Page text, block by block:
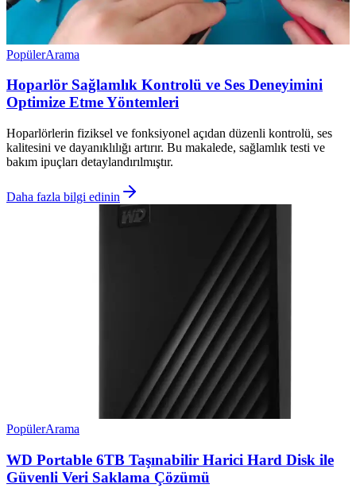
PopülerArama
Hoparlör Sağlamlık Kontrolü ve Ses Deneyimini
Optimize Etme Yöntemleri
Hoparlörlerin fiziksel ve fonksiyonel açıdan düzenli kontrolü, ses
kalitesini ve dayanıklılığı artırır. Bu makalede, sağlamlık testi ve
bakım ipuçları detaylandırılmıştır.
Daha fazla bilgi edinin
PopülerArama
WD Portable 6TB Taşınabilir Harici Hard Disk ile
Güvenli Veri Saklama Çözümü